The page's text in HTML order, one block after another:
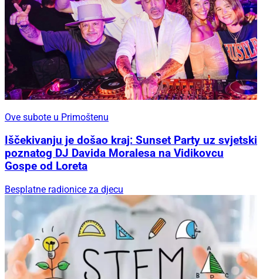
Ove subote u Primoštenu
Iščekivanju je došao kraj: Sunset Party uz svjetski
poznatog DJ Davida Moralesa na Vidikovcu
Gospe od Loreta
Besplatne radionice za djecu